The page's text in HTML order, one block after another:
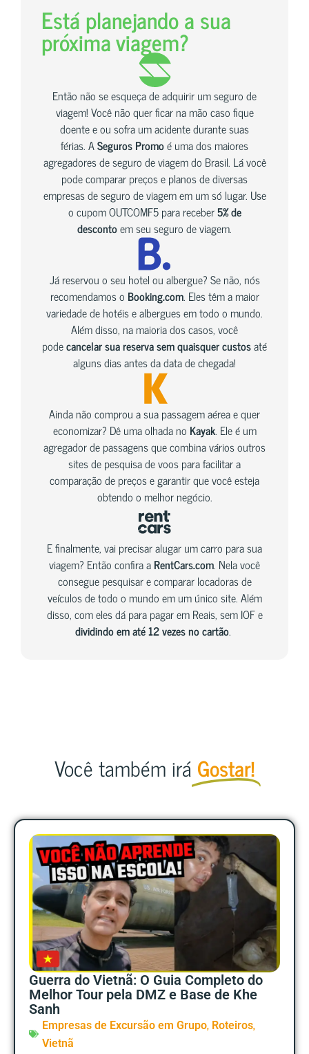
Está planejando a sua
próxima viagem?
Então não se esqueça de adquirir um seguro de
viagem! Você não quer ficar na mão caso fique
doente e ou sofra um acidente durante suas
férias. ASeguros Promoé uma dos maiores
agregadores de seguro de viagem do Brasil. Lá você
pode comparar preços e planos de diversas
empresas de seguro de viagem em um só lugar. Use
o cupom OUTCOMF5 para receber5% de
descontoem seu seguro de viagem.
Já reservou o seu hotel ou albergue? Se não, nós
recomendamos o Booking.com. Eles têm a maior
variedade de hotéis e albergues em todo o mundo.
Além disso, na maioria dos casos, você
podecancelar sua reserva sem quaisquer custosaté
alguns dias antes da data de chegada!
Ainda não comprou a sua passagem aérea e quer
economizar? Dê uma olhada no Kayak. Ele é um
agregador de passagens que combina vários outros
sites de pesquisa de voos para facilitar a
comparação de preços e garantir que você esteja
obtendo o melhor negócio.
E finalmente, vai precisar alugar um carro para sua
viagem? Então confira aRentCars.com. Nela você
consegue pesquisar e comparar locadoras de
veículos de todo o mundo em um único site. Além
disso, com eles dá para pagar em Reais, sem IOF e
dividindo em até 12 vezes no cartão.
Você também irá Gostar!
Guerra do Vietnã: O Guia Completo do
Melhor Tour pela DMZ e Base de Khe
Sanh
Empresas de Excursão em Grupo, Roteiros,
Vietnã